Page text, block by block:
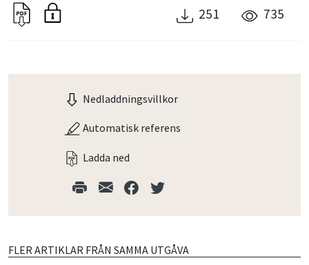
251 735
Nedladdningsvillkor
Automatisk referens
Ladda ned
FLER ARTIKLAR FRÅN SAMMA UTGÅVA